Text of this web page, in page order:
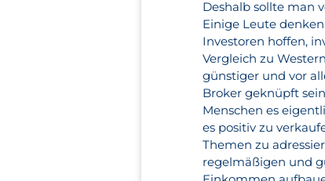
Deshalb sollte man
Einige Leute
Investoren hoffen,
Vergleich zu
günstiger und vor
Broker geknüpft
Menschen es
es positiv zu
Themen zu
regelmäßigen und